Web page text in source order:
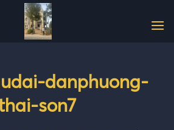
danphuong-
son7